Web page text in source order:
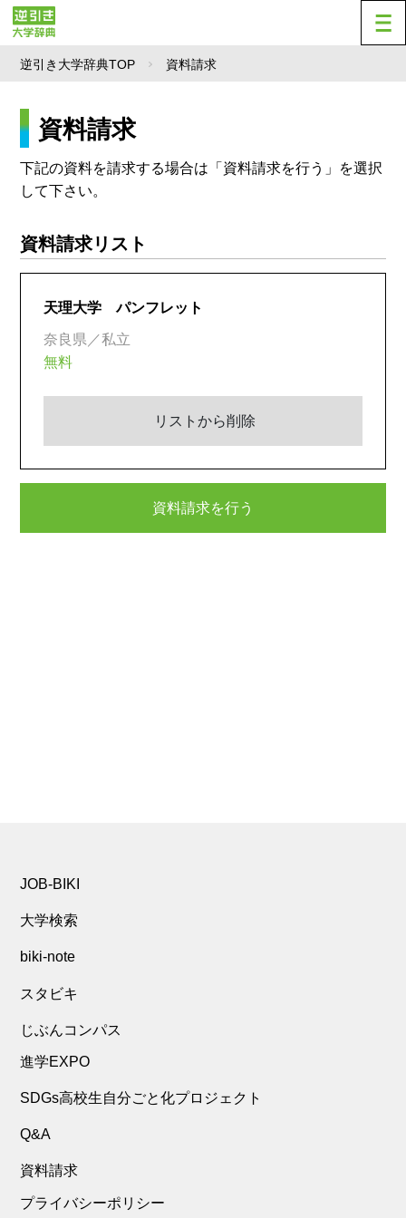
逆引き大学辞典TOP 資料請求
資料請求
下記の資料を請求する場合は「資料請求を行う」を選択
して下さい。
資料請求リスト
天理大学 パンフレット
奈良県／私立
無料
リストから削除
資料請求を行う
JOB-BIKI
大学検索
biki-note
スタビキ
じぶんコンパス
進学EXPO
SDGs高校生自分ごと化プロジェクト
Q&A
資料請求
プライバシーポリシー